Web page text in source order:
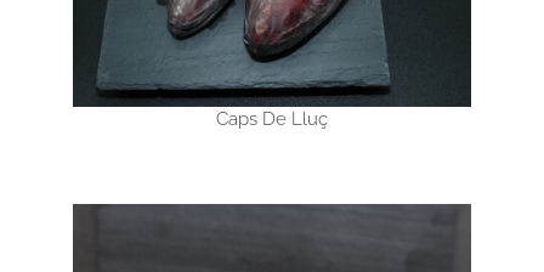
Caps De Lluç